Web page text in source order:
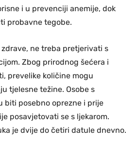
i u prevenciji anemije, dok
probavne tegobe.
ne treba pretjerivati s
Zbog prirodnog šećera i
prevelike količine mogu
tjelesne težine. Osobe s
biti posebno oprezne i prije
posavjetovati se s ljekarom.
je dvije do četiri datule dnevno.